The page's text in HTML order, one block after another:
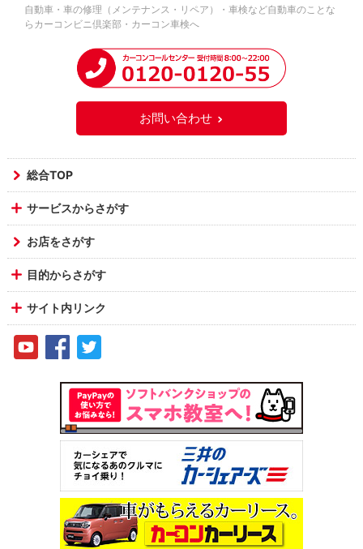
自動車・車の修理（メンテナンス・リペア）・車検など自動車のことな
らカーコンビニ倶楽部・カーコン車検へ
お問い合わせ
総合TOP
サービスからさがす
お店をさがす
目的からさがす
サイト内リンク